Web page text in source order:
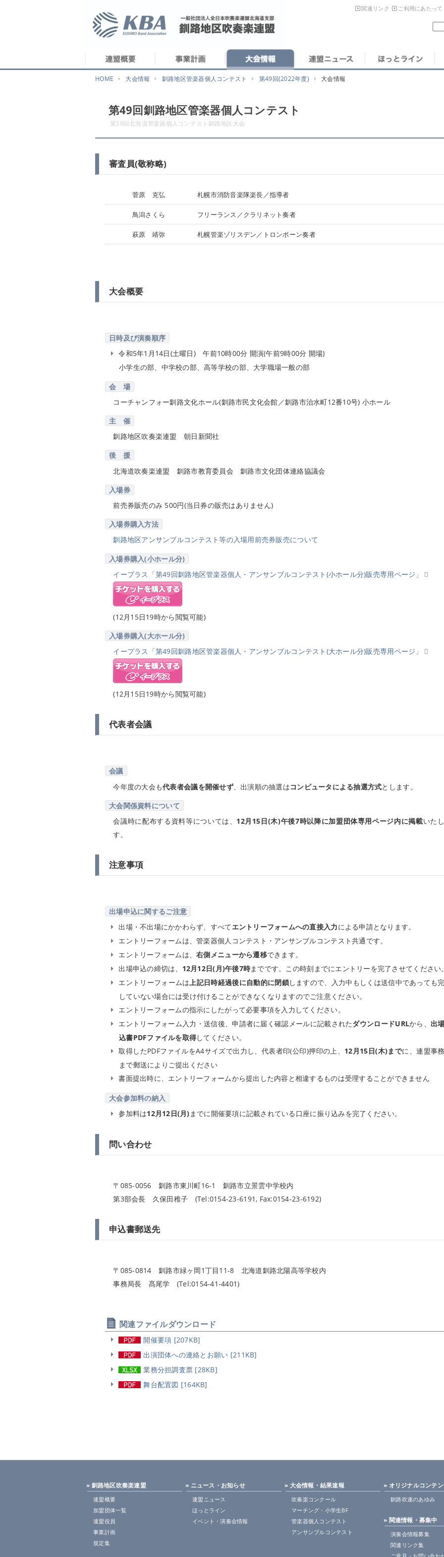
関連リンク ご利用にあたって
HOME 大会情報 釧路地区管楽器個人コンテスト 第49回(2022年度) 大会情報
第49回釧路地区管楽器個人コンテスト
第59回北海道管楽器個人コンテスト釧路地区大会
審査員(敬称略)
菅原 克弘 札幌市消防音楽隊楽長／指導者
鳥潟さくら フリーランス／クラリネット奏者
萩原 靖弥 札幌管楽ゾリスデン／トロンボーン奏者
大会概要
日時及び演奏順序
令和5年1月14日(土曜日) 午前10時00分 開演(午前9時00分 開場)
小学生の部、中学校の部、高等学校の部、大学職場一般の部
会 場
コーチャンフォー釧路文化ホール(釧路市民文化会館／釧路市治水町12番10号) 小ホール
主 催
釧路地区吹奏楽連盟 朝日新聞社
後 援
北海道吹奏楽連盟 釧路市教育委員会 釧路市文化団体連絡協議会
入場券
前売券販売のみ 500円(当日券の販売はありません)
入場券購入方法
釧路地区アンサンブルコンテスト等の入場用前売券販売について
入場券購入(小ホール分)
イープラス「第49回釧路地区管楽器個人・アンサンブルコンテスト(小ホール分)販売専用ページ」
(12月15日19時から閲覧可能)
入場券購入(大ホール分)
イープラス「第49回釧路地区管楽器個人・アンサンブルコンテスト(大ホール分)販売専用ページ」
(12月15日19時から閲覧可能)
代表者会議
会議
今年度の大会も代表者会議を開催せず、出演順の抽選はコンピュータによる抽選方式とします。
大会関係資料について
会議時に配布する資料等については、 12月15日(木)午後7時以降に加盟団体専用ページ内に掲載いた
す。
注意事項
出場申込に関するご注意
出場・不出場にかかわらず、すべてエントリーフォームへの直接入力による申請となります。
エントリーフォームは、管楽器個人コンテスト・アンサンブルコンテスト共通です。
エントリーフォームは、右側メニューから遷移できます。
出場申込の締切は、 12月12日(月)午後7時までです。この時刻までにエントリーを完了させてください
エントリーフォームは上記日時経過後に自動的に閉鎖しますので、入力中もしくは送信中であっても
していない場合には受け付けることができなくなりますのでご注意ください。
エントリーフォームの指示にしたがって必要事項を入力してください。
エントリーフォーム入力・送信後、申請者に届く確認メールに記載されたダウンロードURLから、 出
込書PDFファイルを取得してください。
取得したPDFファイルをA4サイズで出力し、代表者印(公印)押印の上、 12月15日(木)までに、連盟事
まで郵送によりご提出ください
書面提出時に、エントリーフォームから提出した内容と相違するものは受理することができません
大会参加料の納入
参加料は12月12日(月) までに開催要項に記載されている口座に振り込みを完了ください。
問い合わせ
〒085-0056 釧路市東川町16-1 釧路市立景雲中学校内
第3部会長 久保田稚子 (Tel:0154-23-6191, Fax:0154-23-6192)
申込書郵送先
〒085-0814 釧路市緑ヶ岡1丁目11-8 北海道釧路北陽高等学校内
事務局長 髙尾学 (Tel:0154-41-4401)
関連ファイルダウンロード
開催要項 [207KB]
出演団体への連絡とお願い [211KB]
業務分担調査票 [28KB]
舞台配置図 [164KB]
» 釧路地区吹奏楽連盟
連盟概要
加盟団体一覧
連盟役員
事業計画
規定集
» ニュース・お知らせ
連盟ニュース
ほっとライン
イベント・演奏会情報
» 大会情報・結果速報
吹奏楽コンクール
マーチング・小学生BF
管楽器個人コンテスト
アンサンブルコンテスト
» オリジナルコンテ
釧路吹連のあゆみ
» 関連情報・募集中
演奏会情報募集
関連リンク集